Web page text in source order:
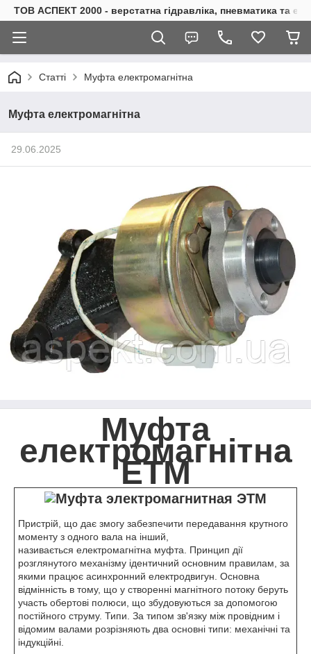
ТОВ АСПЕКТ 2000 - верстатна гідравліка, пневматика та
Статті Муфта електромагнітна
Муфта електромагнітна
29.06.2025
Муфта
електромагнітна
ЕТМ
Пристрій, що дає змогу забезпечити передавання крутного
моменту з одного вала на інший,
називається електромагнітна муфта. Принцип дії
розглянутого механізму ідентичний основним правилам, за
якими працює асинхронний електродвигун. Основна
відмінність в тому, що у створенні магнітного потоку беруть
участь обертові полюси, що збудовуються за допомогою
постійного струму. Типи. За типом зв'язку між провідним і
відомим валами розрізняють два основні типи: механічні та
індукційні.